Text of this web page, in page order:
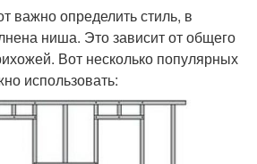
важно определить стиль, в
ниша. Это зависит от общего
Вот несколько популярных
использовать: